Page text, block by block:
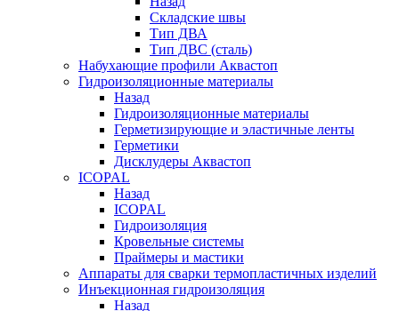
Складские швы
Тип ДВА
Тип ДВС (сталь)
Набухающие профили Аквастоп
Гидроизоляционные материалы
Назад
Гидроизоляционные материалы
Герметизирующие и эластичные ленты
Герметики
Дисклудеры Аквастоп
ICOPAL
Назад
ICOPAL
Гидроизоляция
Кровельные системы
Праймеры и мастики
Аппараты для сварки термопластичных изделий
Инъекционная гидроизоляция
Назад